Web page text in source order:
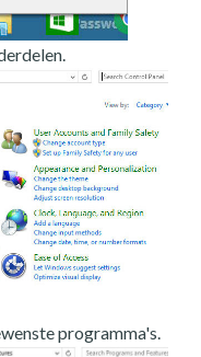
programma's.